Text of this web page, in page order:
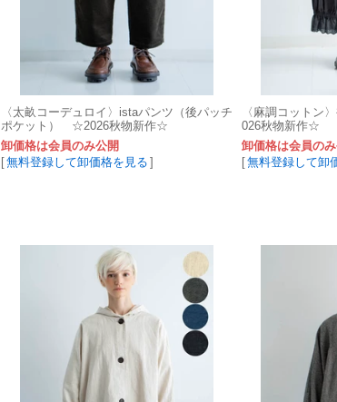
〈太畝コーデュロイ〉istaパンツ（後パッチ
ポケット） ☆2026秋物新作☆
卸価格は会員のみ公開
[無料登録して卸価格を見る ]
〈麻調コット
026秋物新作☆
卸価格は会員の
[無料登録して卸